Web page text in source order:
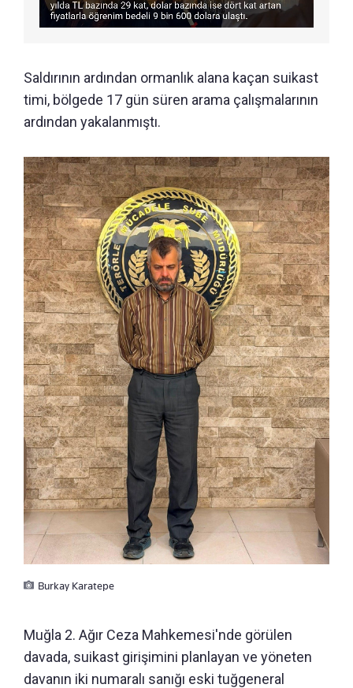
Saldırının ardından ormanlık alana kaçan suikast
timi, bölgede 17 gün süren arama çalışmalarının
ardından yakalanmıştı.
Burkay Karatepe
Muğla 2. Ağır Ceza Mahkemesi'nde görülen
davada, suikast girişimini planlayan ve yöneten
davanın iki numaralı sanığı eski tuğgeneral